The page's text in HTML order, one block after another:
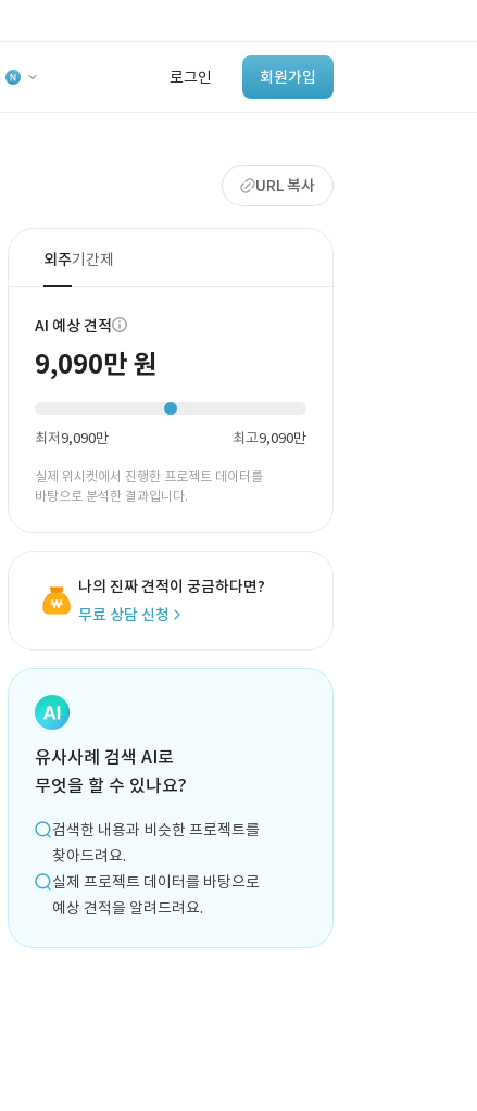
로그인 회원가입
‘이런 거’ 만들어본
개발 회사 있어?
바로가기
URL 복사
외주기간제
AI 예상 견적
9,090만 원
최저9,090만 최고9,090만
실제 위시켓에서 진행한 프로젝트 데이터를
바탕으로 분석한 결과입니다.
나의 진짜 견적이 궁금하다면?
무료 상담 신청
유사사례 검색 AI로
무엇을 할 수 있나요?
검색한 내용과 비슷한 프로젝트를
찾아드려요.
실제 프로젝트 데이터를 바탕으로
예상 견적을 알려드려요.